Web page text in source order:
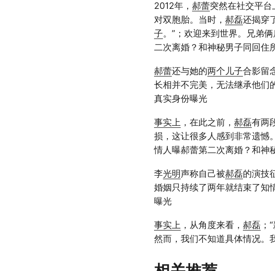
2012年， 郝蕾突然在社交平台
对双胞胎。当时， 郝磊还揭穿
子。”；欢迎来到世界。兄弟
二次离婚？和神秘男子同回住
郝蕾还与她的两个儿子合影留
长相并不完美，无法继承他们
真实身份曝光
事实上 ，在此之前， 郝磊有两
损，这让很多人感到非常遗憾
情人曝郝蕾第二次离婚？和神
李光明声称自己被郝磊的演技
婚姻只持续了两年就结束了知
曝光
事实上 ，从角度来看， 郝磊 ；
然而，我们不知道具体情况。